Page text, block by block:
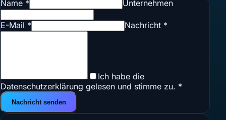
Name *
Unternehmen
E-Mail * Nachricht *
Ich habe die
Datenschutzerklärung gelesen und stimme zu. *
Nachricht senden